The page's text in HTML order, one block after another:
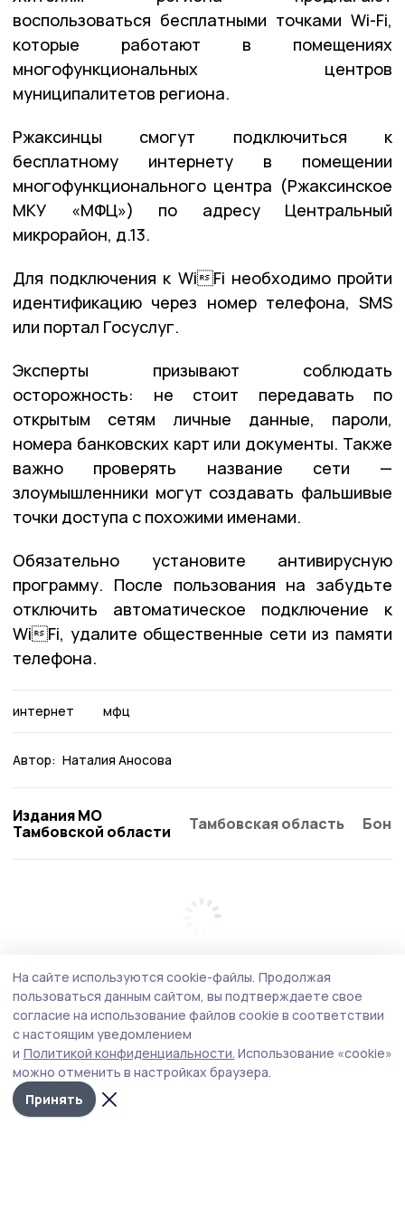
воспользоваться бесплатными точками Wi-Fi,
которые работают в помещениях
многофункциональных центров
муниципалитетов региона.
Ржаксинцы смогут подключиться к
бесплатному интернету в помещении
многофункционального центра (Ржаксинское
МКУ «МФЦ») по адресу Центральный
микрорайон, д.13.
Для подключения к WiFi необходимо пройти
идентификацию через номер телефона, SMS
или портал Госуслуг.
Эксперты призывают соблюдать
осторожность: не стоит передавать по
открытым сетям личные данные, пароли,
номера банковских карт или документы. Также
важно проверять название сети —
злоумышленники могут создавать фальшивые
точки доступа с похожими именами.
Обязательно установите антивирусную
программу. После пользования на забудьте
отключить автоматическое подключение к
WiFi, удалите общественные сети из памяти
телефона.
интернет мфц
Автор: Наталия Аносова
Издания МО
Тамбовской области
Тамбовская область
На сайте используются cookie-файлы. Продолжая
пользоваться данным сайтом, вы подтверждаете свое
согласие на использование файлов cookie в соответствии
с настоящим уведомлением
и Политикой конфиденциальности. Использование «cookie»
можно отменить в настройках браузера.
Принять